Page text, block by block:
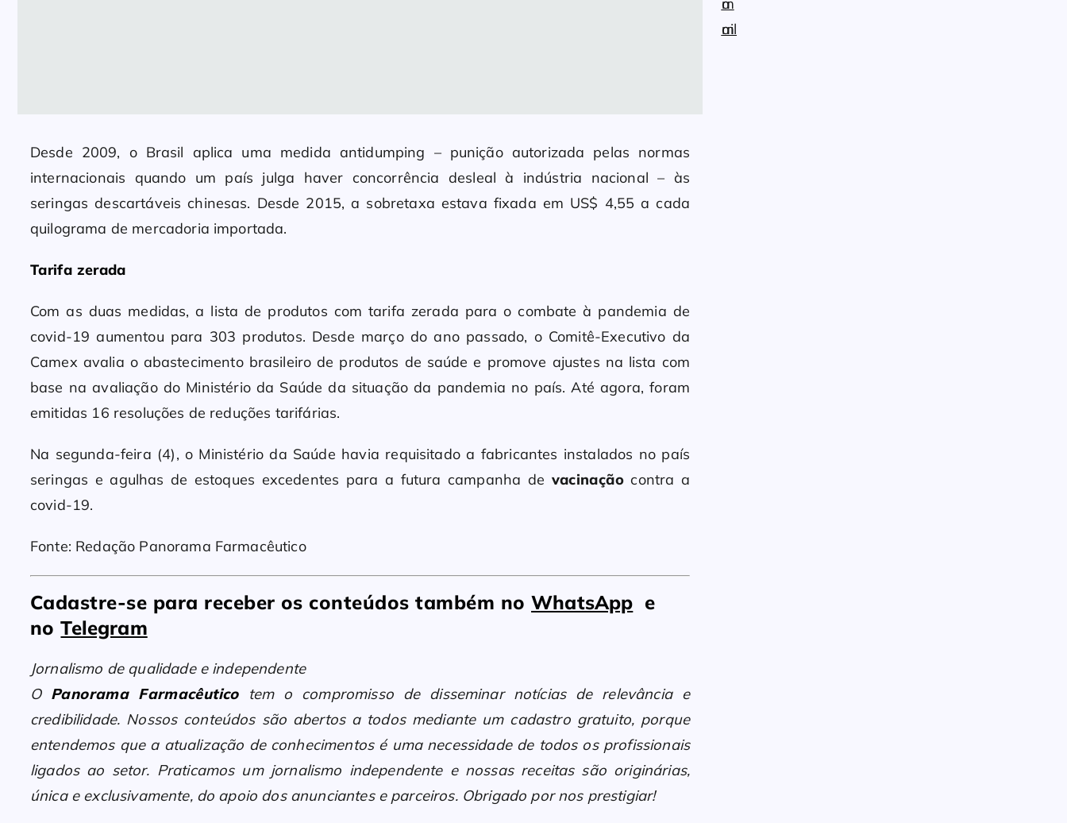
Desde 2009, o Brasil aplica uma medida antidumping – punição autorizada pelas normas
internacionais quando um país julga haver concorrência desleal à indústria nacional – às
seringas descartáveis chinesas. Desde 2015, a sobretaxa estava fixada em US$ 4,55 a cada
quilograma de mercadoria importada.
Tarifa zerada
Com as duas medidas, a lista de produtos com tarifa zerada para o combate à pandemia de
covid-19 aumentou para 303 produtos. Desde março do ano passado, o Comitê-Executivo da
Camex avalia o abastecimento brasileiro de produtos de saúde e promove ajustes na lista com
base na avaliação do Ministério da Saúde da situação da pandemia no país. Até agora, foram
emitidas 16 resoluções de reduções tarifárias.
Na segunda-feira (4), o Ministério da Saúde havia requisitado a fabricantes instalados no país
seringas e agulhas de estoques excedentes para a futura campanha de vacinaçãocontra a
covid-19.
Fonte: Redação Panorama Farmacêutico
Cadastre-se para receber os conteúdos também noWhatsApp e
noTelegram
Jornalismo de qualidade e independente
O Panorama Farmacêuticotem o compromisso de disseminar notícias de relevância e
credibilidade. Nossos conteúdos são abertos a todos mediante um cadastro gratuito, porque
entendemos que a atualização de conhecimentos é uma necessidade de todos os profissionais
ligados ao setor. Praticamos um jornalismo independente e nossas receitas são originárias,
única e exclusivamente, do apoio dos anunciantes e parceiros. Obrigado por nos prestigiar!